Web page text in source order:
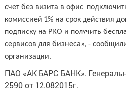
счет без визита в офис,
комиссией 1% на срок действия
подписку на РКО и получить
сервисов для бизнеса», -
организации.
ПАО «АК БАРС БАНК».
2590 от 12.082015г.